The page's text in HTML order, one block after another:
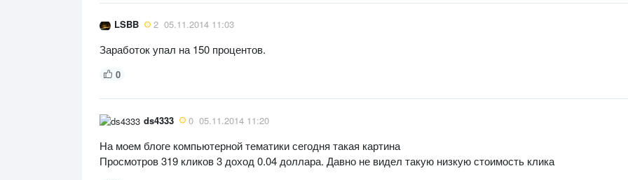
LSBB 2 05.11.2014 11:03
Заработок упал на 150 процентов.
0
ds4333 0 05.11.2014 11:20
На моем блоге компьютерной тематики сегодня такая картина
Просмотров 319 кликов 3 доход 0.04 доллара. Давно не видел такую низкую стоимость клика